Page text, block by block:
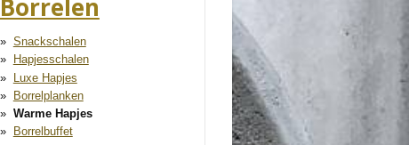
Borrelen
Snackschalen
Hapjesschalen
Luxe Hapjes
Borrelplanken
Warme Hapjes
Borrelbuffet